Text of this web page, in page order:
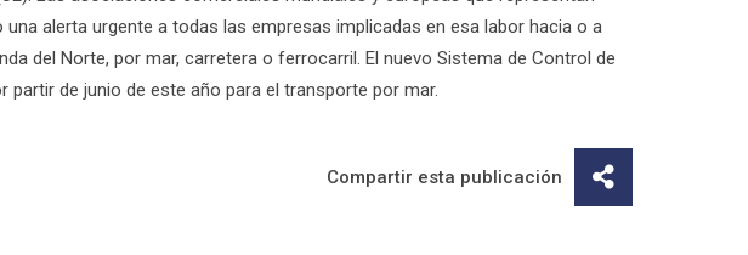
alerta urgente a todas las empresas implicadas en esa labor hacia o a
del Norte, por mar, carretera o ferrocarril. El nuevo Sistema de Control de
partir de junio de este año para el transporte por mar.
Compartir esta publicación